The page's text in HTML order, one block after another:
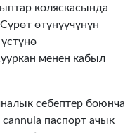
коляскасында
өтүнүүчүнүн
менен кабыл
себептер боюнча
паспорт ачык